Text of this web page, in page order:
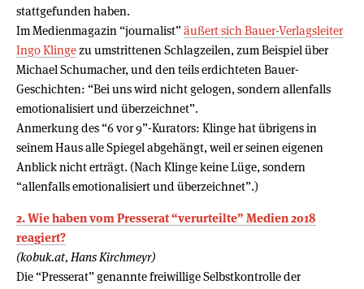
stattgefunden haben.
Im Medienmagazin “journalist”äußert sich Bauer-Verlagsleiter
Ingo Klinge zu umstrittenen Schlagzeilen, zum Beispiel über
Michael Schumacher, und den teils erdichteten Bauer-
Geschichten: “Bei uns wird nicht gelogen, sondern allenfalls
emotionalisiert und überzeichnet”.
Anmerkung des “6 vor 9”-Kurators: Klinge hat übrigens in
seinem Haus alle Spiegel abgehängt, weil er seinen eigenen
Anblick nicht erträgt. (Nach Klinge keine Lüge, sondern
“allenfalls emotionalisiert und überzeichnet”.)
2. Wie haben vom Presserat “verurteilte” Medien 2018
reagiert?
(kobuk.at, Hans Kirchmeyr)
Die “Presserat” genannte freiwillige Selbstkontrolle der